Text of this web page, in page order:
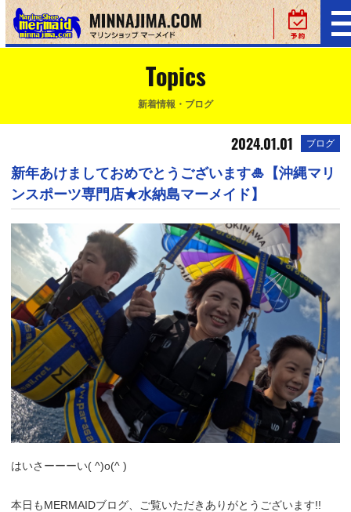
Topics
新着情報・ブログ
2024.01.01 ブログ
新年あけましておめでとうございます🎍【沖縄マリ
ンスポーツ専門店★水納島マーメイド】
はいさーーーい( ^)o(^ )
本日もMERMAIDブログ、ご覧いただきありがとうございます!!